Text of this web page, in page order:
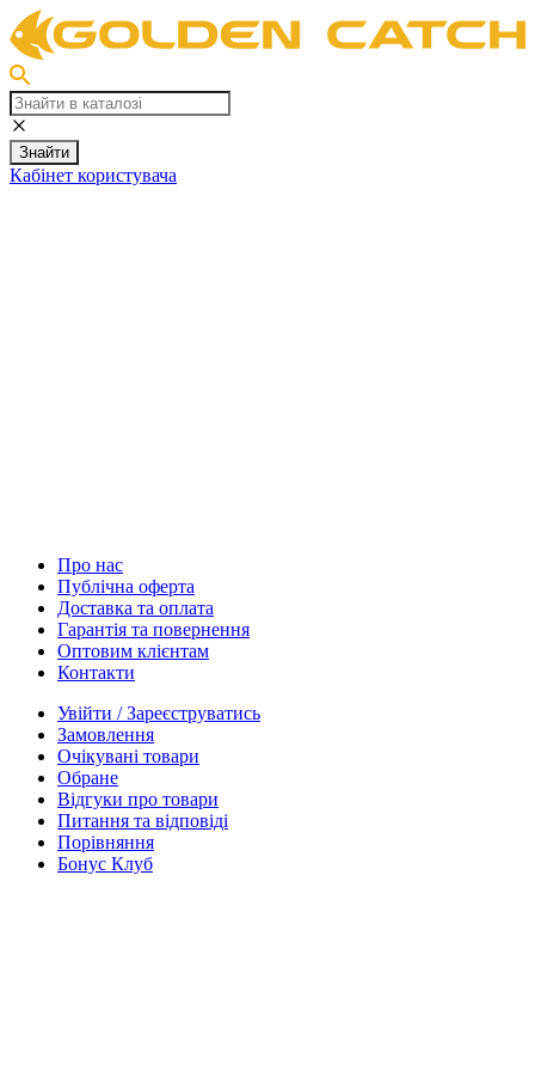
Знайти
Кабінет користувача
Про нас
Публічна оферта
Доставка та оплата
Гарантія та повернення
Оптовим клієнтам
Контакти
Увійти / Зареєструватись
Замовлення
Очікувані товари
Обране
Відгуки про товари
Питання та відповіді
Порівняння
Бонус Клуб